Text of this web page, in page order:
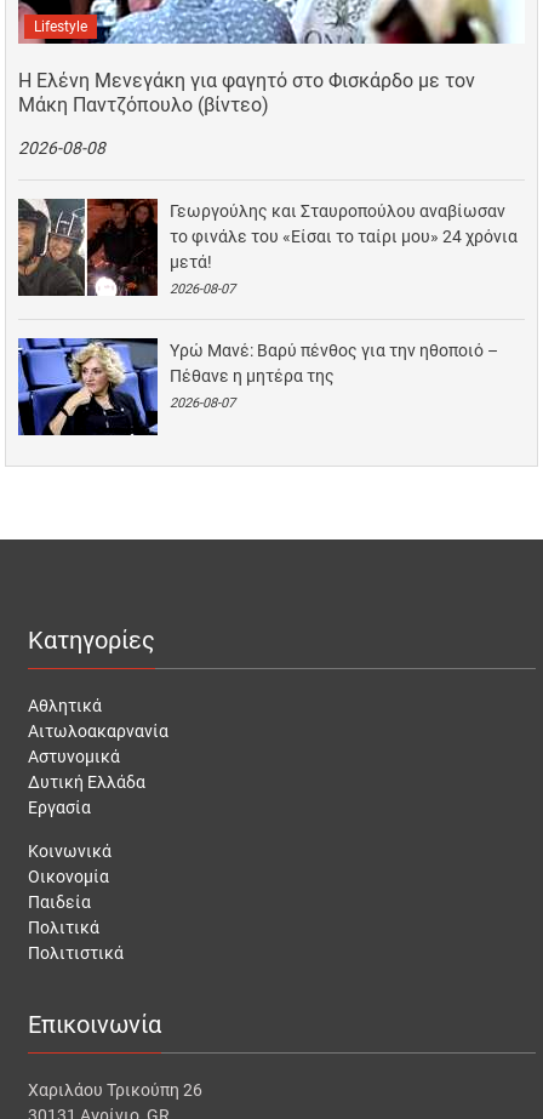
Lifestyle
Η Ελένη Μενεγάκη για φαγητό στο Φισκάρδο με τον
Μάκη Παντζόπουλο (βίντεο)
2026-08-08
Γεωργούλης και Σταυροπούλου αναβίωσαν
το φινάλε του «Είσαι το ταίρι μου» 24 χρόνια
μετά!
2026-08-07
Υρώ Μανέ: Βαρύ πένθος για την ηθοποιό –
Πέθανε η μητέρα της
2026-08-07
Κατηγορίες
Αθλητικά
Αιτωλοακαρνανία
Αστυνομικά
Δυτική Ελλάδα
Εργασία
Κοινωνικά
Οικονομία
Παιδεία
Πολιτικά
Πολιτιστικά
Επικοινωνία
Χαριλάου Τρικούπη 26
30131 Αγρίνιο, GR